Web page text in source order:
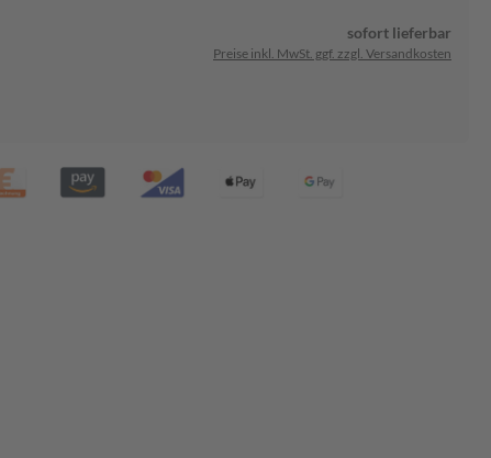
sofort lieferbar
Preise inkl. MwSt. ggf. zzgl. Versandkosten